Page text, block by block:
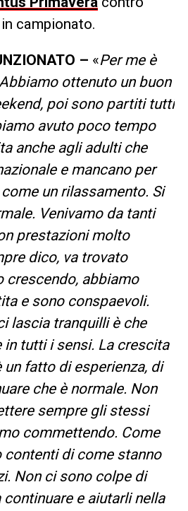
campionato.
– «Per me è
ottenuto un buon
poi sono partiti tutti
avuto poco tempo
anche agli adulti che
e mancano per
un rilassamento. Si
Venivamo da tanti
prestazioni molto
dico, va trovato
crescendo, abbiamo
e sono conspaevoli.
lascia tranquilli è che
in tutti i sensi. La crescita
un fatto di esperienza, di
che è normale. Non
sempre gli stessi
commettendo. Come
di come stanno
Non ci sono colpe di
e aiutarli nella